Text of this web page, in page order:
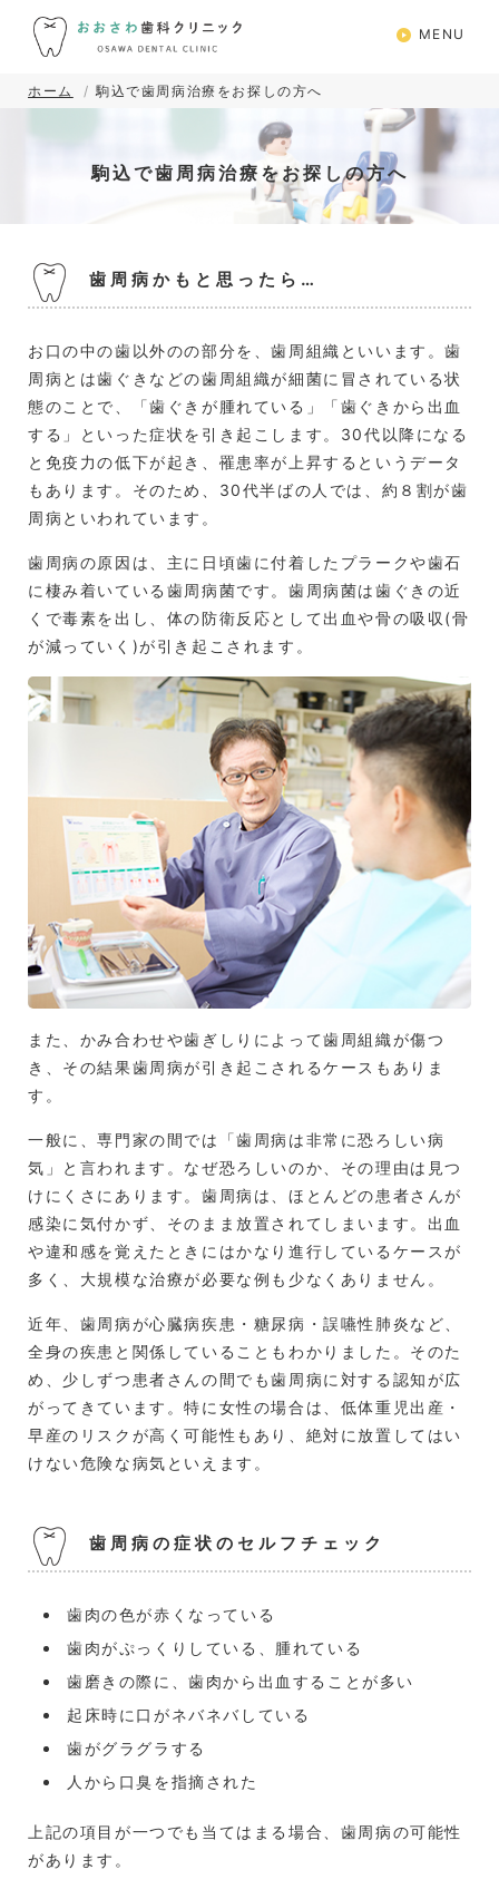
MENU
ホーム 駒込で歯周病治療をお探しの方へ
駒込で歯周病治療をお探しの方へ
歯周病かもと思ったら…
お口の中の歯以外のの部分を、歯周組織といいます。歯
周病とは歯ぐきなどの歯周組織が細菌に冒されている状
態のことで、「歯ぐきが腫れている」「歯ぐきから出血
する」といった症状を引き起こします。30代以降になる
と免疫力の低下が起き、罹患率が上昇するというデータ
もあります。そのため、30代半ばの人では、約８割が歯
周病といわれています。
歯周病の原因は、主に日頃歯に付着したプラークや歯石
に棲み着いている歯周病菌です。歯周病菌は歯ぐきの近
くで毒素を出し、体の防衛反応として出血や骨の吸収(骨
が減っていく)が引き起こされます。
また、かみ合わせや歯ぎしりによって歯周組織が傷つ
き、その結果歯周病が引き起こされるケースもありま
す。
一般に、専門家の間では「歯周病は非常に恐ろしい病
気」と言われます。なぜ恐ろしいのか、その理由は見つ
けにくさにあります。歯周病は、ほとんどの患者さんが
感染に気付かず、そのまま放置されてしまいます。出血
や違和感を覚えたときにはかなり進行しているケースが
多く、大規模な治療が必要な例も少なくありません。
近年、歯周病が心臓病疾患・糖尿病・誤嚥性肺炎など、
全身の疾患と関係していることもわかりました。そのた
め、少しずつ患者さんの間でも歯周病に対する認知が広
がってきています。特に女性の場合は、低体重児出産・
早産のリスクが高く可能性もあり、絶対に放置してはい
けない危険な病気といえます。
歯周病の症状のセルフチェック
歯肉の色が赤くなっている
歯肉がぷっくりしている、腫れている
歯磨きの際に、歯肉から出血することが多い
起床時に口がネバネバしている
歯がグラグラする
人から口臭を指摘された
上記の項目が一つでも当てはまる場合、歯周病の可能性
があります。